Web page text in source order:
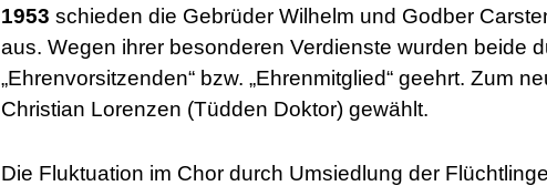
1953 schieden die Gebrüder Wilhelm und Godber
aus. Wegen ihrer besonderen Verdienste wurden beide
„Ehrenvorsitzenden“ bzw. „Ehrenmitglied“ geehrt. Zum
Christian Lorenzen (Tüdden Doktor) gewählt.
Die Fluktuation im Chor durch Umsiedlung der